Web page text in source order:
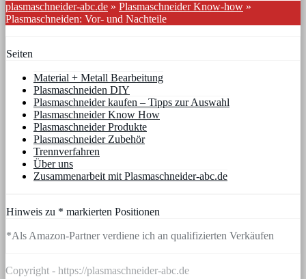
plasmaschneider-abc.de » Plasmaschneider Know-how »
Plasmaschneiden: Vor- und Nachteile
Seiten
Material + Metall Bearbeitung
Plasmaschneiden DIY
Plasmaschneider kaufen – Tipps zur Auswahl
Plasmaschneider Know How
Plasmaschneider Produkte
Plasmaschneider Zubehör
Trennverfahren
Über uns
Zusammenarbeit mit Plasmaschneider-abc.de
Hinweis zu * markierten Positionen
*Als Amazon-Partner verdiene ich an qualifizierten Verkäufen
Copyright - https://plasmaschneider-abc.de